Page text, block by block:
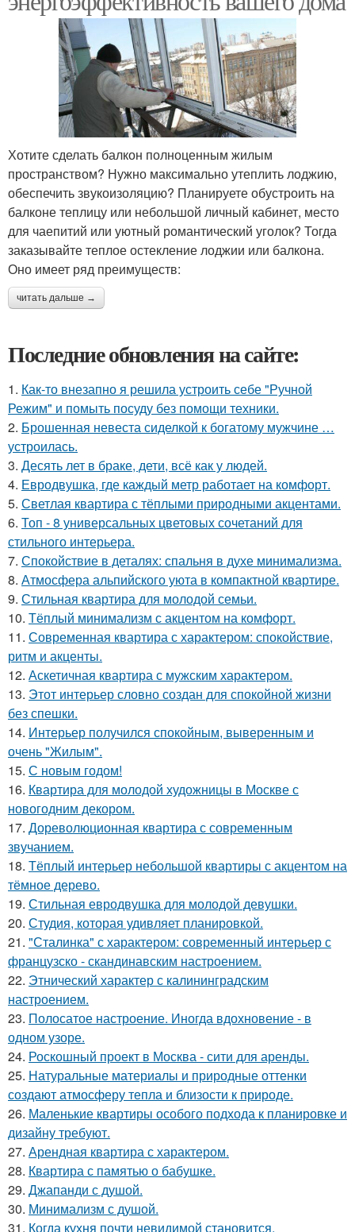
Хотите сделать балкон полноценным жилым
пространством? Нужно максимально утеплить лоджию,
обеспечить звукоизоляцию? Планируете обустроить на
балконе теплицу или небольшой личный кабинет, место
для чаепитий или уютный романтический уголок? Тогда
заказывайте теплое остекление лоджии или балкона.
Оно имеет ряд преимуществ:
читать дальше →
Последние обновления на сайте:
1. Как-то внезапно я решила устроить себе "Ручной
Режим" и помыть посуду без помощи техники.
2. Брошенная невеста сиделкой к богатому мужчине …
устроилась.
3. Десять лет в браке, дети, всё как у людей.
4. Евродвушка, где каждый метр работает на комфорт.
5. Светлая квартира с тёплыми природными акцентами.
6. Топ - 8 универсальных цветовых сочетаний для
стильного интерьера.
7. Спокойствие в деталях: спальня в духе минимализма.
8. Атмосфера альпийского уюта в компактной квартире.
9. Стильная квартира для молодой семьи.
10. Тёплый минимализм с акцентом на комфорт.
11. Современная квартира с характером: спокойствие,
ритм и акценты.
12. Аскетичная квартира с мужским характером.
13. Этот интерьер словно создан для спокойной жизни
без спешки.
14. Интерьер получился спокойным, выверенным и
очень "Жилым".
15. С новым годом!
16. Квартира для молодой художницы в Москве с
новогодним декором.
17. Дореволюционная квартира с современным
звучанием.
18. Тёплый интерьер небольшой квартиры с акцентом на
тёмное дерево.
19. Стильная евродвушка для молодой девушки.
20. Студия, которая удивляет планировкой.
21. "Сталинка" с характером: современный интерьер с
французско - скандинавским настроением.
22. Этнический характер с калининградским
настроением.
23. Полосатое настроение. Иногда вдохновение - в
одном узоре.
24. Роскошный проект в Москва - сити для аренды.
25. Натуральные материалы и природные оттенки
создают атмосферу тепла и близости к природе.
26. Маленькие квартиры особого подхода к планировке и
дизайну требуют.
27. Арендная квартира с характером.
28. Квартира с памятью о бабушке.
29. Джапанди с душой.
30. Минимализм с душой.
31. Когда кухня почти невидимой становится.